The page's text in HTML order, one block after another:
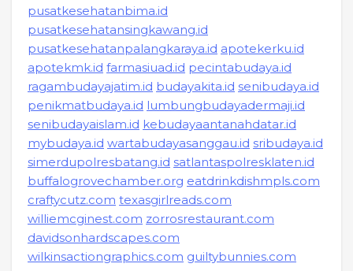
pusatkesehatanbima.id
pusatkesehatansingkawang.id
pusatkesehatanpalangkaraya.id apotekerku.id
apotekmk.id farmasiuad.id pecintabudaya.id
ragambudayajatim.id budayakita.id senibudaya.id
penikmatbudaya.id lumbungbudayadermaji.id
senibudayaislam.id kebudayaantanahdatar.id
mybudaya.id wartabudayasanggau.id sribudaya.id
simerdupolresbatang.id satlantaspolresklaten.id
buffalogrovechamber.org eatdrinkdishmpls.com
craftycutz.com texasgirlreads.com
williemcginest.com zorrosrestaurant.com
davidsonhardscapes.com
wilkinsactiongraphics.com guiltybunnies.com